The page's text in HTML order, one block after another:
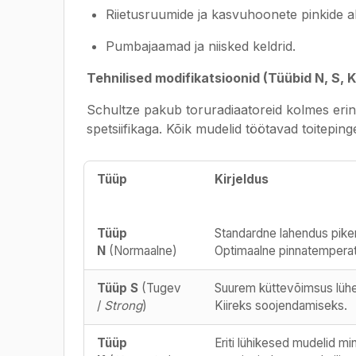
Riietusruumide ja kasvuhoonete pinkide
Pumbajaamad ja niisked keldrid.
Tehnilised modifikatsioonid (Tüübid N, S,
Schultze pakub toruradiaatoreid kolmes
spetsiifikaga. Kõik mudelid töötavad
Tüüp Kirjeldus
Tüüp
N (Normaalne)
Standardne lahendus
Optimaalne
Tüüp S (Tugev
/ Strong)
Suurem küttevõimsus
Kiireks soojendamiseks.
Tüüp
Eriti lühikesed mudelid